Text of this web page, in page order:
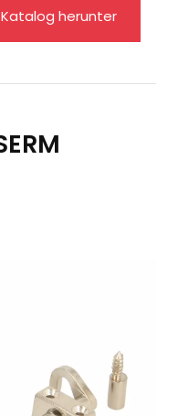
Katalog herunter